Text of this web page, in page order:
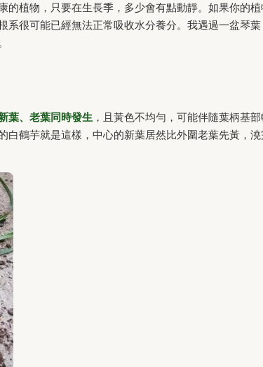
植物，只要在生長季，多少會有點動靜。如果你的
系很可能已經無法正常吸收水分養分。我遇過一盆琴葉
葉、老葉同時發生 ，且黃色不均勻，可能伴隨葉柄基
鶴芋就是這樣，中心的新葉居然比外圍老葉先黃，